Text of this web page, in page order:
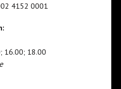
4152 0001
16.00; 18.00